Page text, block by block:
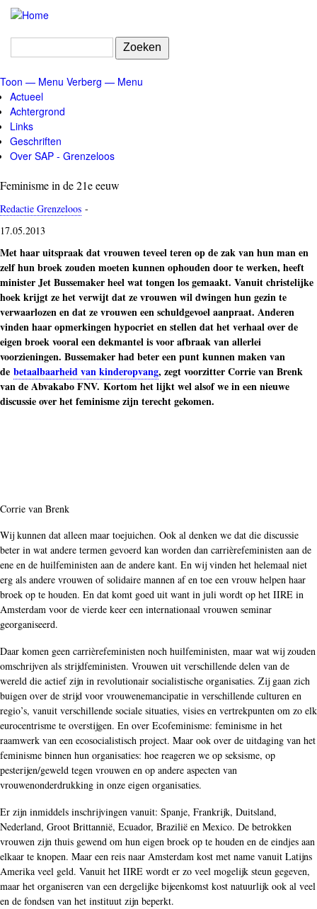
Overslaan
naar
gaan
Zoeken
Menu
Toon — Menu Verberg — Menu
Actueel
Achtergrond
Links
Geschriften
Over SAP - Grenzeloos
Feminisme in de 21e eeuw
Redactie Grenzeloos -
17.05.2013
Met haar uitspraak dat vrouwen teveel teren op de zak van hun man en
zelf hun broek zouden moeten kunnen ophouden door te werken, heeft
minister Jet Bussemaker heel wat tongen los gemaakt. Vanuit christelijke
hoek krijgt ze het verwijt dat ze vrouwen wil dwingen hun gezin te
verwaarlozen en dat ze vrouwen een schuldgevoel aanpraat. Anderen
vinden haar opmerkingen hypocriet en stellen dat het verhaal over de
eigen broek vooral een dekmantel is voor afbraak van allerlei
voorzieningen. Bussemaker had beter een punt kunnen maken van
de betaalbaarheid van kinderopvang, zegt voorzitter Corrie van Brenk
van de Abvakabo FNV. Kortom het lijkt wel alsof we in een nieuwe
discussie over het feminisme zijn terecht gekomen.
Corrie van Brenk
Wij kunnen dat alleen maar toejuichen. Ook al denken we dat die discussie
beter in wat andere termen gevoerd kan worden dan carrièrefeministen aan de
ene en de huilfeministen aan de andere kant. En wij vinden het helemaal niet
erg als andere vrouwen of solidaire mannen af en toe een vrouw helpen haar
broek op te houden. En dat komt goed uit want in juli wordt op het IIRE in
Amsterdam voor de vierde keer een internationaal vrouwen seminar
georganiseerd.
Daar komen geen carrièrefeministen noch huilfeministen, maar wat wij zouden
omschrijven als strijdfeministen. Vrouwen uit verschillende delen van de
wereld die actief zijn in revolutionair socialistische organisaties. Zij gaan zich
buigen over de strijd voor vrouwenemancipatie in verschillende culturen en
regio’s, vanuit verschillende sociale situaties, visies en vertrekpunten om zo elk
eurocentrisme te overstijgen. En over Ecofeminisme: feminisme in het
raamwerk van een ecosocialistisch project. Maar ook over de uitdaging van het
feminisme binnen hun organisaties: hoe reageren we op seksisme, op
pesterijen/geweld tegen vrouwen en op andere aspecten van
vrouwenonderdrukking in onze eigen organisaties.
Er zijn inmiddels inschrijvingen vanuit: Spanje, Frankrijk, Duitsland,
Nederland, Groot Brittannië, Ecuador, Brazilië en Mexico. De betrokken
vrouwen zijn thuis gewend om hun eigen broek op te houden en de eindjes aan
elkaar te knopen. Maar een reis naar Amsterdam kost met name vanuit Latijns
Amerika veel geld. Vanuit het IIRE wordt er zo veel mogelijk steun gegeven,
maar het organiseren van een dergelijke bijeenkomst kost natuurlijk ook al veel
en de fondsen van het instituut zijn beperkt.